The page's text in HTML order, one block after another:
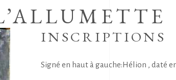
INSCRIPTIONS
Signé en haut à gauche:Hélion , daté